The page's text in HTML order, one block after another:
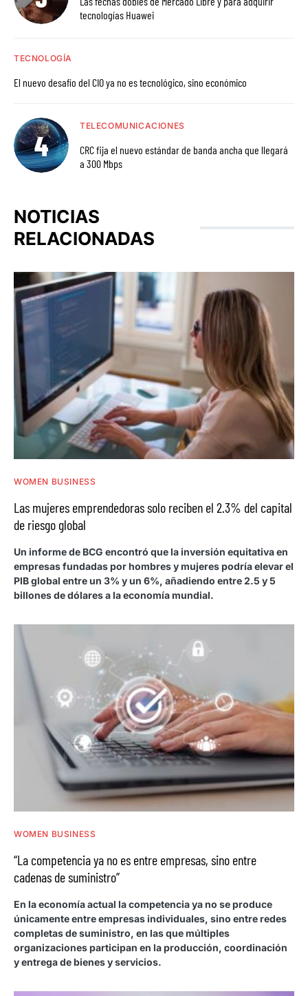
tecnologías Huawei
TECNOLOGÍA
El nuevo desafío del CIO ya no es tecnológico, sino económico
TELECOMUNICACIONES
CRC fija el nuevo estándar de banda ancha que llegará
a 300 Mbps
NOTICIAS
RELACIONADAS
WOMEN BUSINESS
Las mujeres emprendedoras solo reciben el 2.3% del capital
de riesgo global
Un informe de BCG encontró que la inversión equitativa en
empresas fundadas por hombres y mujeres podría elevar el
PIB global entre un 3% y un 6%, añadiendo entre 2.5 y 5
billones de dólares a la economía mundial.
WOMEN BUSINESS
“La competencia ya no es entre empresas, sino entre
cadenas de suministro”
En la economía actual la competencia ya no se produce
únicamente entre empresas individuales, sino entre redes
completas de suministro, en las que múltiples
organizaciones participan en la producción, coordinación
y entrega de bienes y servicios.